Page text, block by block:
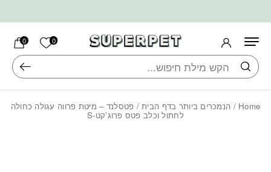
0 הרשימה
0
חיפוש
Home
/ הנמכרים ביותר בדף הבית/ פטסלנד – מיטת פרווה עגולה כחולה
לחתול וכלב פטס פרוג’קט-S